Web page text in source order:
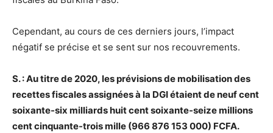
Cependant, au cours de ces derniers jours, l’impact
négatif se précise et se sent sur nos recouvrements.
S. : Au titre de 2020, les prévisions de mobilisation des
recettes fiscales assignées à la DGI étaient de neuf cent
soixante-six milliards huit cent soixante-seize millions
cent cinquante-trois mille (966 876 153 000) FCFA.